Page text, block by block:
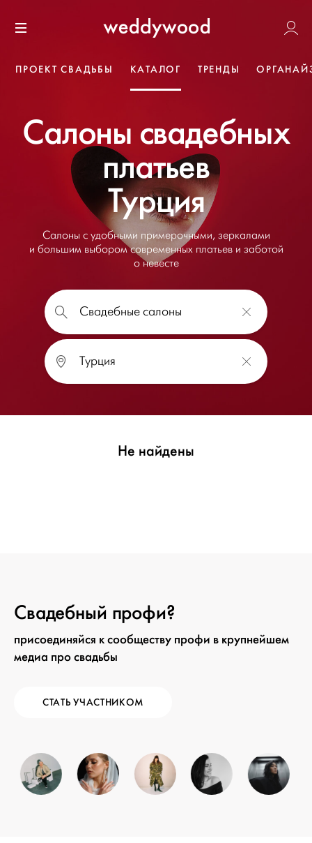
к содержанию
Weddywood
ПРОЕКТ СВАДЬБЫ КАТАЛОГ ТРЕНДЫ
Салоны свадебных
платьев
Турция
Салоны с удобными примерочными, зеркалами
и большим выбором современных платьев и заботой
о невесте
Не найдены
Свадебный профи?
присоединяйся к сообществу профи в крупнейшем
медиа про свадьбы
СТАТЬ УЧАСТНИКОМ